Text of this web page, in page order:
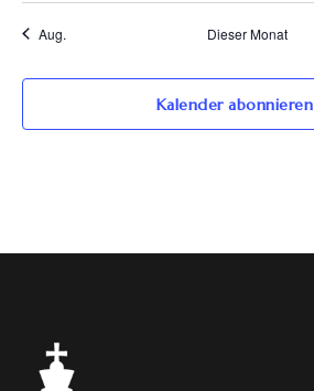
Aug. Dieser Monat
Kalender abonnieren